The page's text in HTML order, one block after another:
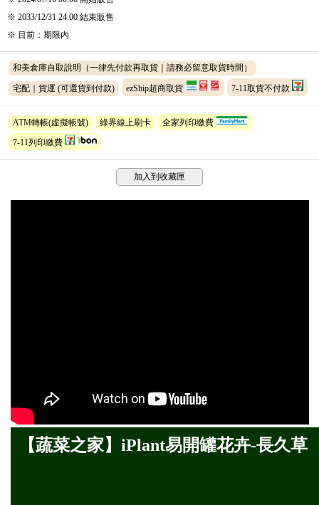
※ 2033/12/31 24:00 結束販售
※ 目前 ： 期限內
和美倉庫自取說明（一律先付款再取貨｜請務必留意取貨時間）
宅配｜貨運 (可選貨到付款) ezShip超商取貨 7-11取貨不付款
ATM轉帳(虛擬帳號) 綠界線上刷卡
全家列印繳費
7-11列印繳費
加入到收藏匣
【蔬菜之家】iPlant易開罐花卉-長久草